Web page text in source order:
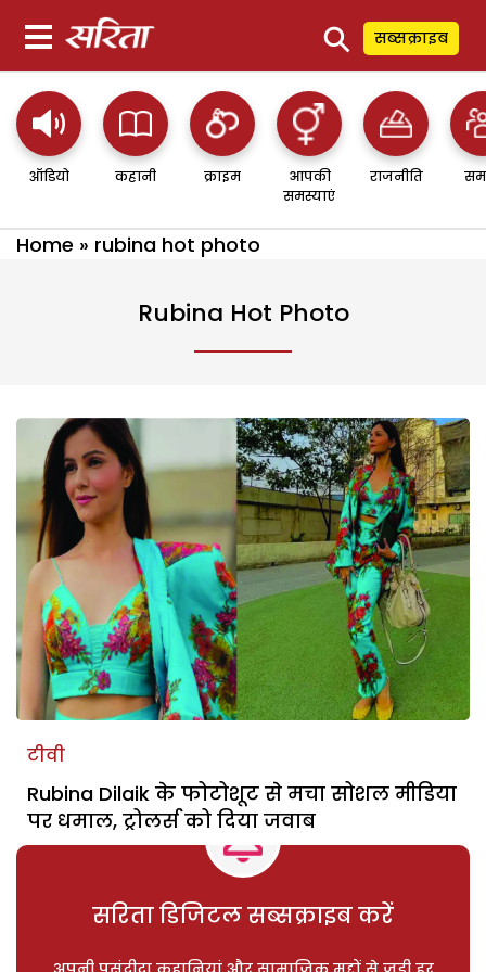
⚲ सब्सक्राइब
ऑडियो कहानी क्राइम
आपकी
समस्याएं
राजनीति
Home » rubina hot photo
Rubina Hot Photo
टीवी
Rubina Dilaik के फोटोशूट से मचा सोशल मीडिया
पर धमाल, ट्रोलर्स को दिया जवाब
सरिता डिजिटल सब्सक्राइब करें